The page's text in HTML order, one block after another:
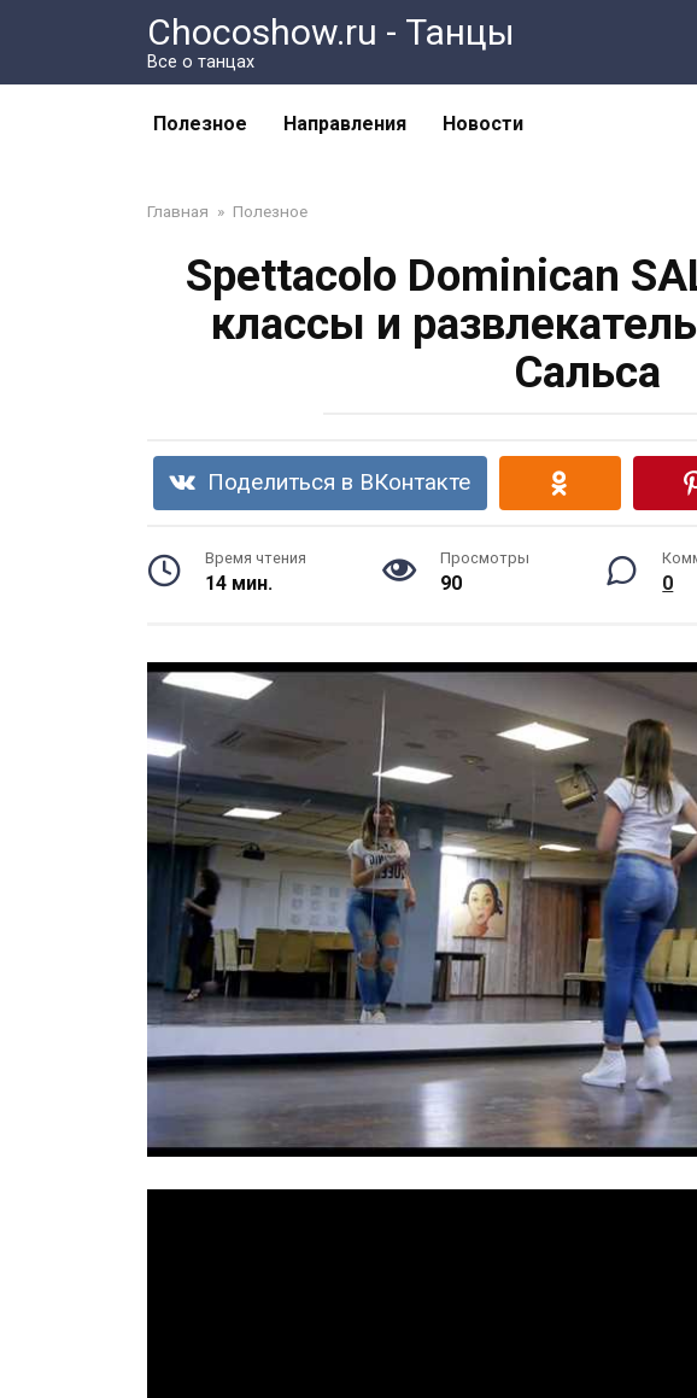
Chocoshow.ru - Танцы
Все о танцах
Полезное Направления Новости
Главная » Полезное
Spettacolo Dominican
классы и
Сальса
Поделиться в ВКонтакте
Время чтения
14 мин.
Просмотры
90 0